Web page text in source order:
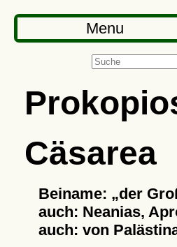
Menu
Cäsarea
Beiname:
der
auch: Neanias,
auch: von